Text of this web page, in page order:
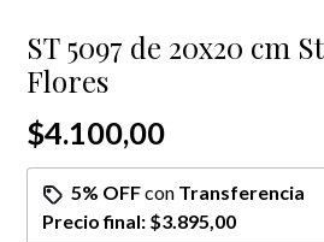
ST 5097 de 20x20 cm
Flores
$4.100,00
5% OFFcon Transferencia
Precio final: $3.895,00